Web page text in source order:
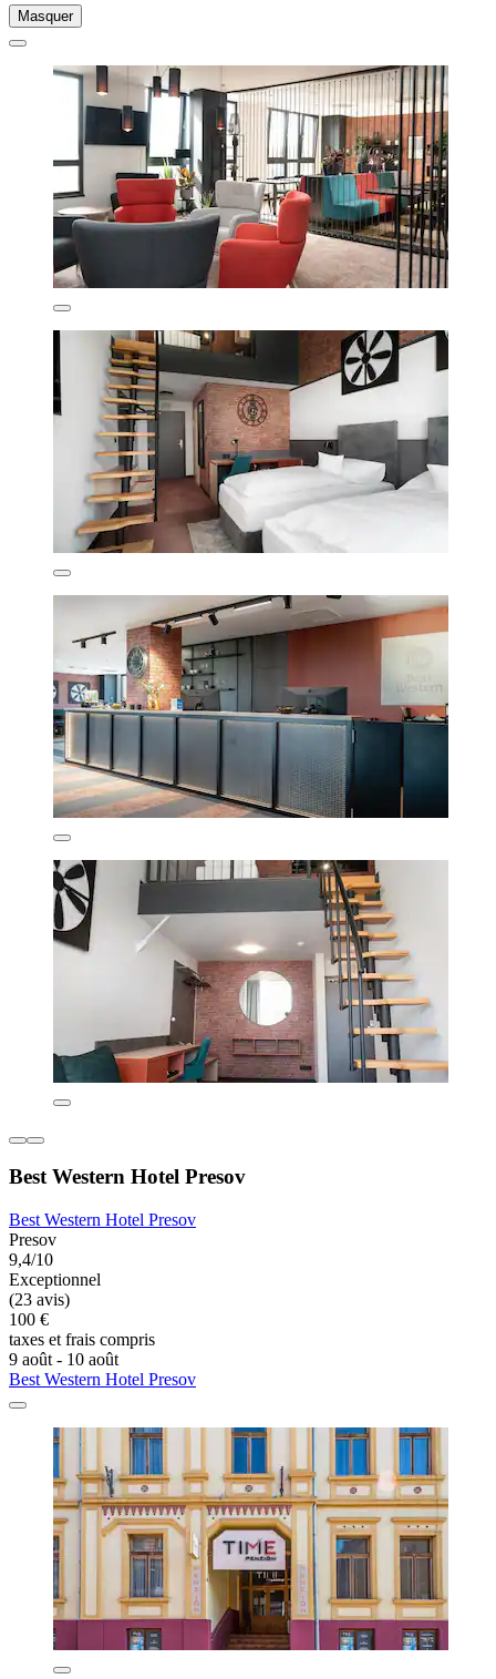
Masquer
Best Western Hotel Presov
Best Western Hotel Presov
Presov
9,4/10
Exceptionnel
(23 avis)
100 €
taxes et frais compris
9 août - 10 août
Best Western Hotel Presov